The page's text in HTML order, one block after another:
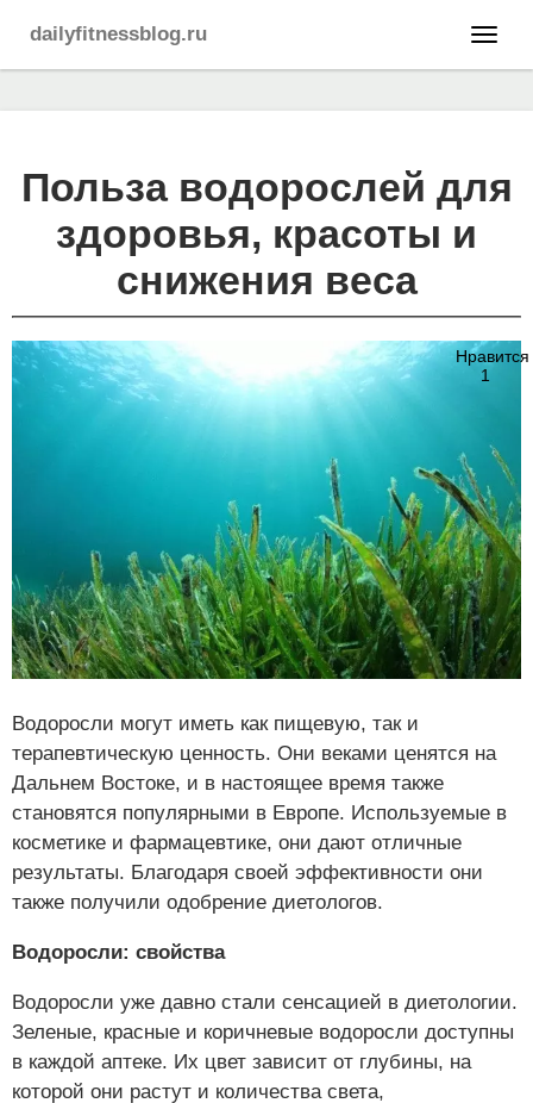
dailyfitnessblog.ru
Польза водорослей для
здоровья, красоты и
снижения веса
Нравится
1
Водоросли могут иметь как пищевую, так и
терапевтическую ценность. Они веками ценятся на
Дальнем Востоке, и в настоящее время также
становятся популярными в Европе. Используемые в
косметике и фармацевтике, они дают отличные
результаты. Благодаря своей эффективности они
также получили одобрение диетологов.
Водоросли: свойства
Водоросли уже давно стали сенсацией в диетологии.
Зеленые, красные и коричневые водоросли доступны
в каждой аптеке. Их цвет зависит от глубины, на
которой они растут и количества света,